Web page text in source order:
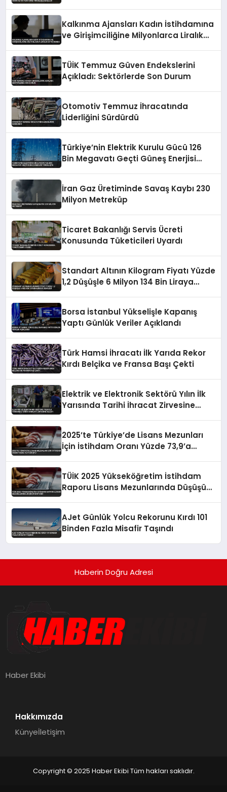
Kalkınma Ajansları Kadın İstihdamına
ve Girişimciliğine Milyonlarca Liralık
TÜİK Temmuz Güven Endekslerini
Açıkladı: Sektörlerde Son Durum
Otomotiv Temmuz İhracatında
Liderliğini Sürdürdü
Türkiye’nin Elektrik Kurulu Gücü 126
Bin Megavatı Geçti Güneş Enerjisi
İran Gaz Üretiminde Savaş Kaybı 230
Milyon Metreküp
Ticaret Bakanlığı Servis Ücreti
Konusunda Tüketicileri Uyardı
Standart Altının Kilogram Fiyatı Yüzde
1,2 Düşüşle 6 Milyon 134 Bin Liraya
Borsa İstanbul Yükselişle Kapanış
Yaptı Günlük Veriler Açıklandı
Türk Hamsi İhracatı İlk Yarıda Rekor
Kırdı Belçika ve Fransa Başı Çekti
Elektrik ve Elektronik Sektörü Yılın İlk
Yarısında Tarihi İhracat Zirvesine
2025’te Türkiye’de Lisans Mezunları
İçin İstihdam Oranı Yüzde 73,9’a
TÜİK 2025 Yükseköğretim İstihdam
Raporu Lisans Mezunlarında Düşüşü
AJet Günlük Yolcu Rekorunu Kırdı 101
Binden Fazla Misafir Taşındı
Haberin Doğru Adresi
Haber Ekibi
Hakkımızda
Künyeİletişim
Copyright © 2025 Haber Ekibi Tüm hakları saklıdır.